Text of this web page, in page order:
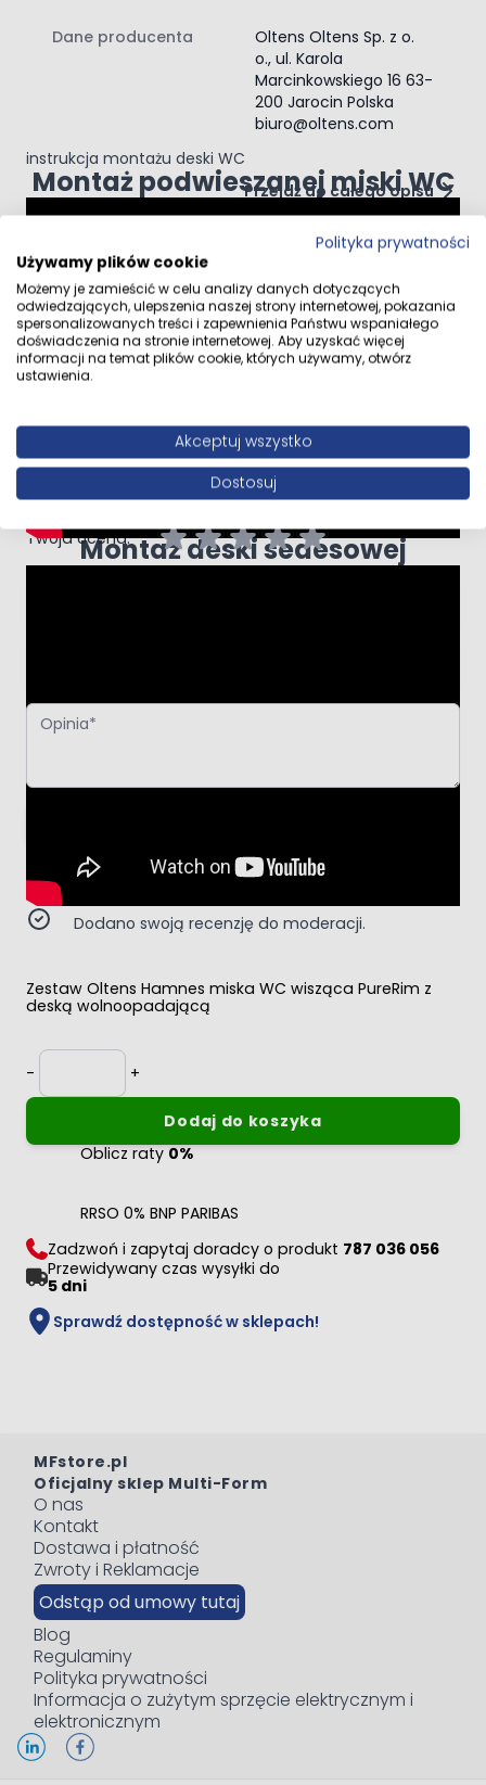
Zawartość zestawu:
deska sedesowa wolnoopadająca
instrukcja montażu deski WC
Montaż podwieszanej miski WC
Montaż deski sedesowej
Dane producenta
Oltens Oltens Sp. z o.
o., ul. Karola
Marcinkowskiego 16 63-
200 Jarocin Polska
biuro@oltens.com
Przejdź do całego opisu
Opinie klientów
Napisz opinię o produkcie:Zestaw Oltens Hamnes miska WC
wisząca PureRim z deską wolnoopadającą
Twoja ocena:
Opinia
Ładuję...
Dodano swoją recenzję do moderacji.
Zestaw Oltens Hamnes miska WC wisząca PureRim z
deską wolnoopadającą
-
Ilość
+
Dodaj do koszyka
Oblicz raty0%
RRSO 0% BNP PARIBAS
Zadzwoń i zapytaj doradcy o produkt 787 036 056
Przewidywany czas wysyłki do
5 dni
Sprawdź dostępność w sklepach!
MFstore.pl
Oficjalny sklep Multi-Form
O nas
Kontakt
Dostawa i płatność
Zwroty i Reklamacje
Odstąp od umowy tutaj
Blog
Regulaminy
Polityka prywatności
Informacja o zużytym sprzęcie elektrycznym i
elektronicznym
Polityka prywatności
Używamy plików cookie
Możemy je zamieścić w celu analizy danych dotyczących
odwiedzających, ulepszenia naszej strony internetowej, pokazania
spersonalizowanych treści i zapewnienia Państwu wspaniałego
doświadczenia na stronie internetowej. Aby uzyskać więcej
informacji na temat plików cookie, których używamy, otwórz
ustawienia.
Akceptuj wszystko
Dostosuj